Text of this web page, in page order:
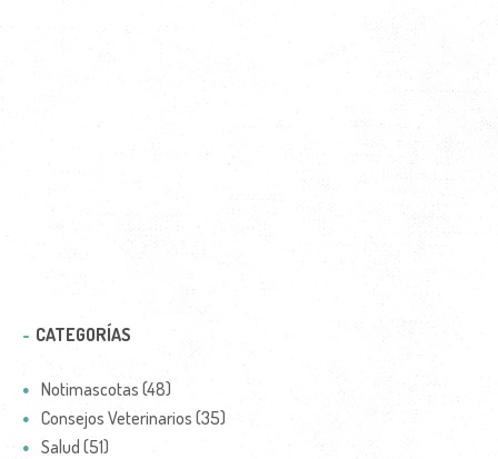
CATEGORÍAS
Notimascotas (48)
Consejos Veterinarios (35)
Salud (51)